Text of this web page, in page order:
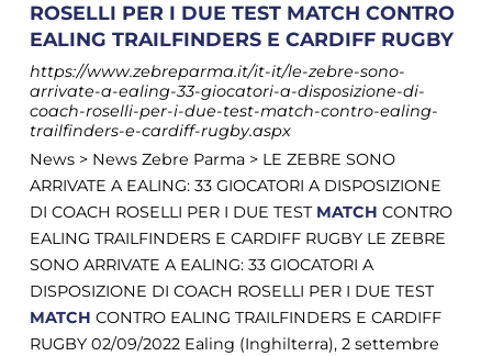
ROSELLI PER I DUE TEST MATCH CONTRO
EALING TRAILFINDERS E CARDIFF RUGBY
https://www.zebreparma.it/it-it/le-zebre-sono-
arrivate-a-ealing-33-giocatori-a-disposizione-di-
coach-roselli-per-i-due-test-match-contro-ealing-
trailfinders-e-cardiff-rugby.aspx
News > News Zebre Parma > LE ZEBRE SONO
ARRIVATE A EALING: 33 GIOCATORI A DISPOSIZIONE
DI COACH ROSELLI PER I DUE TEST MATCH CONTRO
EALING TRAILFINDERS E CARDIFF RUGBY LE ZEBRE
SONO ARRIVATE A EALING: 33 GIOCATORI A
DISPOSIZIONE DI COACH ROSELLI PER I DUE TEST
MATCH CONTRO EALING TRAILFINDERS E CARDIFF
RUGBY 02/09/2022 Ealing (Inghilterra), 2 settembre